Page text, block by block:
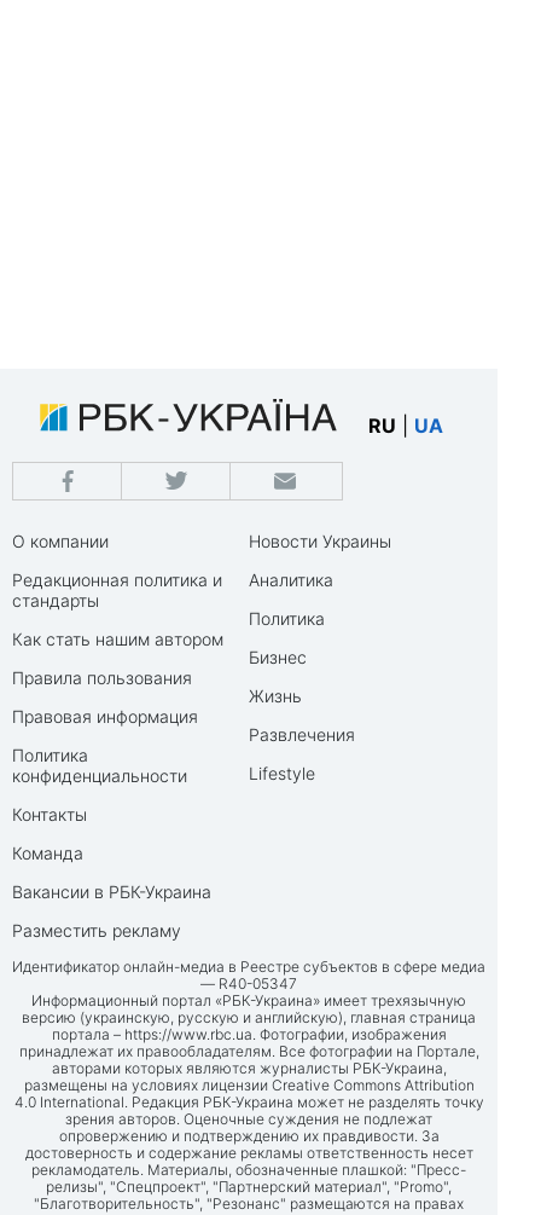
RU UA
О компании
Редакционная политика и
стандарты
Как стать нашим автором
Правила пользования
Правовая информация
Политика
конфиденциальности
Контакты
Команда
Вакансии в РБК-Украина
Разместить рекламу
Новости Украины
Аналитика
Политика
Бизнес
Жизнь
Развлечения
Lifestyle
Идентификатор онлайн-медиа в Реестре субъектов в сфере медиа
— R40-05347
Информационный портал «РБК-Украина» имеет трехязычную
версию (украинскую, русскую и английскую), главная страница
портала – https://www.rbc.ua. Фотографии, изображения
принадлежат их правообладателям. Все фотографии на Портале,
авторами которых являются журналисты РБК-Украина,
размещены на условиях лицензии Creative Commons Attribution
4.0 International. Редакция РБК-Украина может не разделять точку
зрения авторов. Оценочные суждения не подлежат
опровержению и подтверждению их правдивости. За
достоверность и содержание рекламы ответственность несет
рекламодатель. Материалы, обозначенные плашкой: "Пресс-
релизы", "Спецпроект", "Партнерский материал", "Promo",
"Благотворительность", "Резонанс" размещаются на правах